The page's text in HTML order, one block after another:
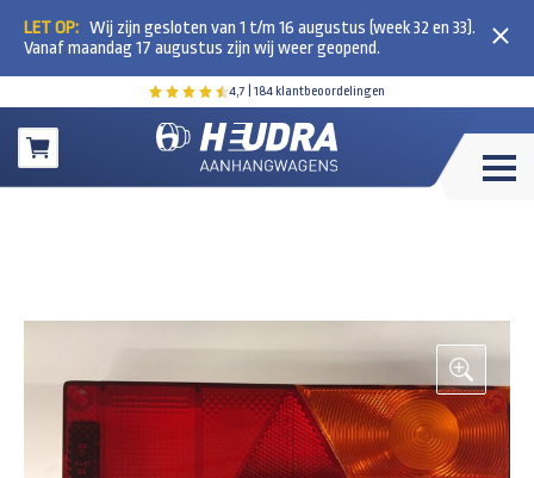
4,7 | 184 klantbeoordelingen
Winkelwagen
LET OP: Wij zijn gesloten van 1 t/m 16 augustus (week 32 en 33).
Vanaf maandag 17 augustus zijn wij weer geopend.